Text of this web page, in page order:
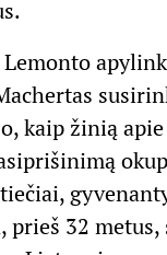
kaip žinią
prieš 32